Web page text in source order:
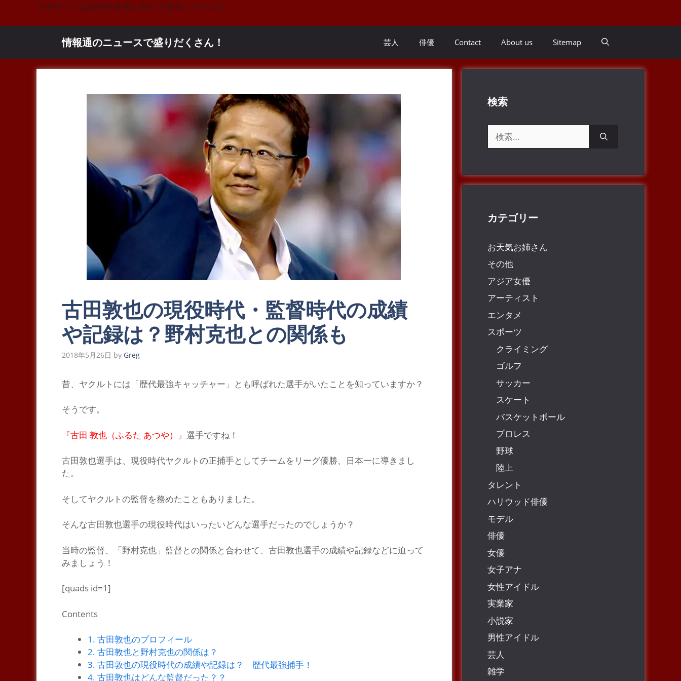
ツ
※当サイトは海外在住者に向けて発信しています。
情報通のニュースで盛りだくさん！ 芸人 俳優 Contact About us Sitemap
古田敦也の現役時代・監督時代の成績
や記録は？野村克也との関係も
2018年5月26日 by Greg
昔、ヤクルトには 「歴代最強キャッチャー」 とも呼ばれた選手がいたことを知っていますか？
そうです。
『古田 敦也（ふるた あつや）』 選手ですね！
古田敦也選手は、現役時代ヤクルトの正捕手としてチームを リーグ優勝、日本一に導きまし
た。
そしてヤクルトの監督を務めたこともありました。
そんな古田敦也選手の現役時代はいったいどんな選手だったのでしょうか？
当時の監督、 「野村克也」 監督との関係と合わせて、古田敦也選手の成績や記録などに迫って
みましょう！
[quads id=1]
Contents
1. 古田敦也のプロフィール
2. 古田敦也と野村克也の関係は？
3. 古田敦也の現役時代の成績や記録は？ 歴代最強捕手！
4. 古田敦也はどんな監督だった？？
検索
索:
カテゴリー
お天気お姉さん
その他
アジア女優
アーティスト
エンタメ
スポーツ
クライミング
ゴルフ
サッカー
スケート
バスケットボール
プロレス
野球
陸上
タレント
ハリウッド俳優
モデル
俳優
女優
女子アナ
女性アイドル
実業家
小説家
男性アイドル
芸人
雑学